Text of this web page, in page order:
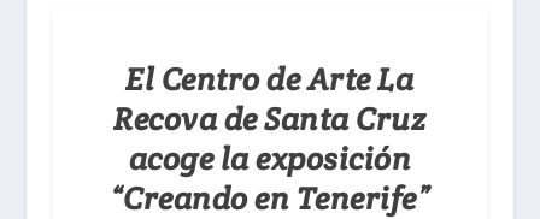
El Centro de Arte La
Recova de Santa Cruz
acoge la exposición
“Creando en Tenerife”